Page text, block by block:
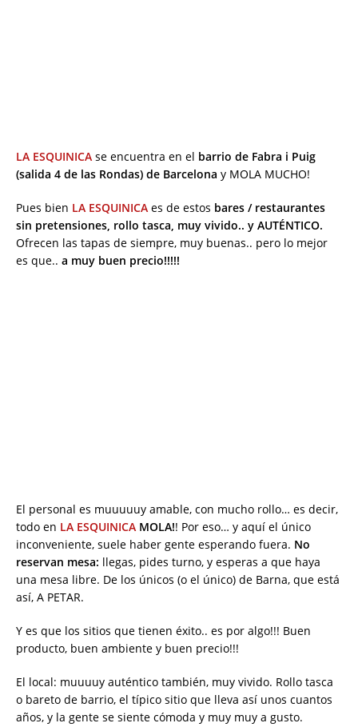
LA ESQUINICA se encuentra en el barrio de Fabra i Puig
(salida 4 de las Rondas) de Barcelona y MOLA MUCHO!
Pues bien LA ESQUINICA es de estos bares / restaurantes
sin pretensiones, rollo tasca, muy vivido.. y AUTÉNTICO.
Ofrecen las tapas de siempre, muy buenas.. pero lo mejor
es que.. a muy buen precio!!!!!
El personal es muuuuuy amable, con mucho rollo… es decir,
todo en LA ESQUINICA MOLA!! Por eso… y aquí el único
inconveniente, suele haber gente esperando fuera. No
reservan mesa: llegas, pides turno, y esperas a que haya
una mesa libre. De los únicos (o el único) de Barna, que está
así, A PETAR.
Y es que los sitios que tienen éxito.. es por algo!!! Buen
producto, buen ambiente y buen precio!!!
El local: muuuuy auténtico también, muy vivido. Rollo tasca
o bareto de barrio, el típico sitio que lleva así unos cuantos
años, y la gente se siente cómoda y muy muy a gusto.